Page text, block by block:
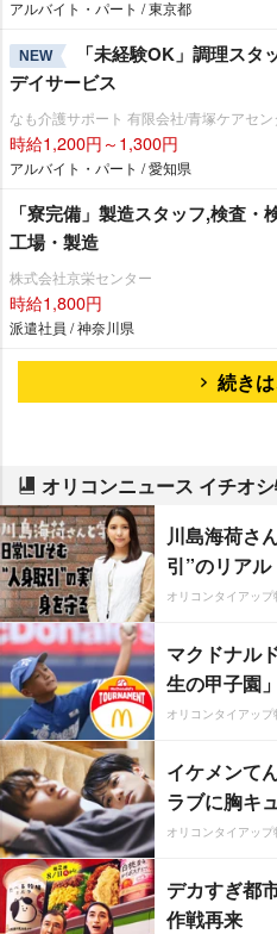
アルバイト・パート / 東京都
NEW
「未経験OK」調理ス
デイサービス
なも介護サポート 有限会社/青塚ケアセ
時給1,200円～1,300円
アルバイト・パート / 愛知県
「寮完備」製造スタッフ,検査
工場・製造
株式会社京栄センター
時給1,800円
派遣社員 / 神奈川県
続き
オリコンニュース イチオ
川島海荷さ
引”のリアル
オリコンタイアップ
マクドナル
生の甲子園」
オリコンタイアップ
イケメンて
ラブに胸キ
オリコンタイアップ
デカすぎ都
作戦再来